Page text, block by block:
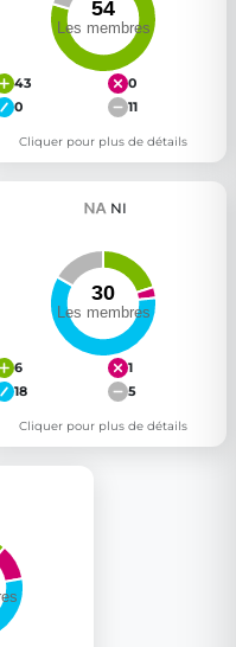
43
0
0
11
Cliquer pour plus de détails
NI
6
1
18
5
Cliquer pour plus de détails